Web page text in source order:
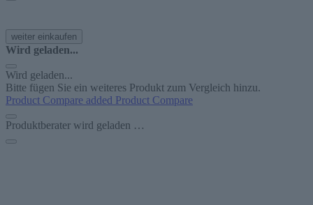
weiter einkaufen
Wird geladen...
Wird geladen...
Bitte fügen Sie ein weiteres Produkt zum Vergleich hinzu.
Product Compare added Product Compare
Produktberater wird geladen …